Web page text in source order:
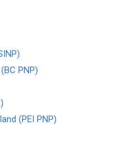
PNP)
(PEI PNP)